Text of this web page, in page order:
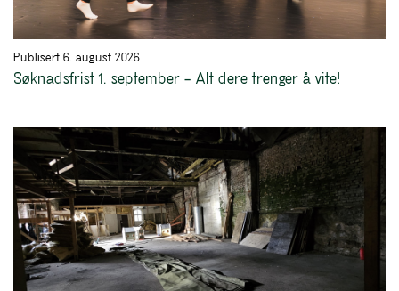
Publisert 6. august 2026
Søknadsfrist 1. september – Alt dere trenger å vite!